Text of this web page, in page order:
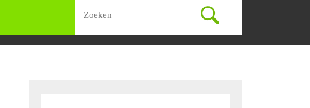
naar: